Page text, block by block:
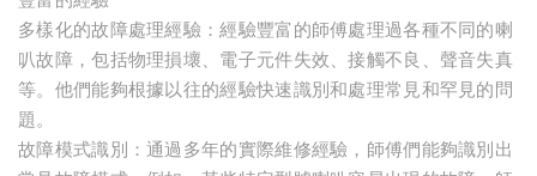
多樣化的故障處理經驗：經驗豐富的師傅處理過各種不同的喇
叭故障，包括物理損壞、電子元件失效、接觸不良、聲音失真
等。他們能夠根據以往的經驗快速識別和處理常見和罕見的問
題。
故障模式識別：通過多年的實際維修經驗，師傅們能夠識別出